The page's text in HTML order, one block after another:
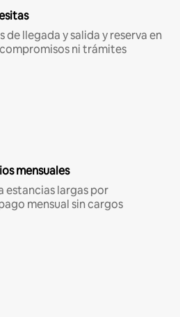
de llegada y salida y reserva en
ni trámites
mensuales
estancias largas por
mensual sin cargos